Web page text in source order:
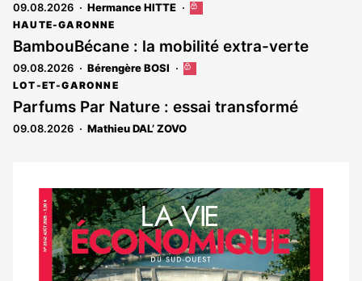
09.08.2026 Hermance HITTE
Cet
est
réservé
aux
HAUTE-GARONNE
BambouBécane : la mobilité extra-verte
09.08.2026 Bérengère BOSI
Cet
réservé
aux
LOT-ET-GARONNE
Parfums Par Nature : essai transformé
09.08.2026 Mathieu DAL’ ZOVO
Notre
dernier
magazine